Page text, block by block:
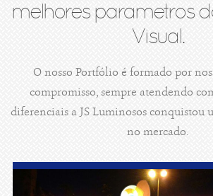
melhores parametros
Visual.
O nosso Portfólio é formado por
compromisso, sempre atendendo
diferenciais a JS Luminosos conquistou
no mercado.